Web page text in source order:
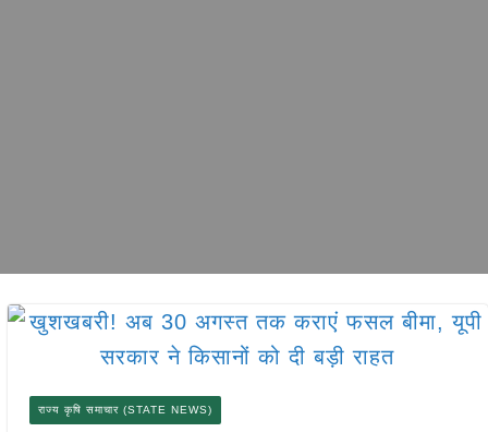
राज्य कृषि समाचार (STATE NEWS)